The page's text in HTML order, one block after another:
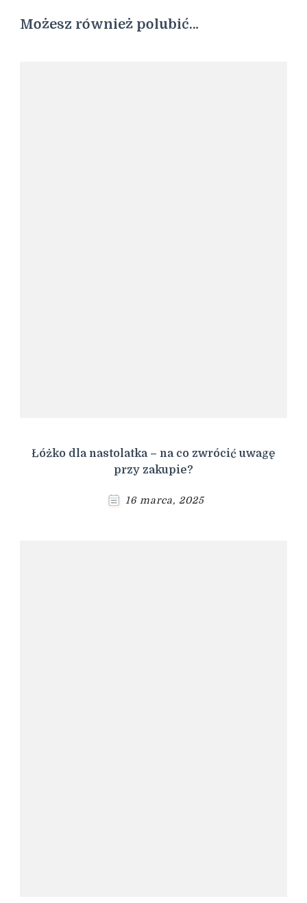
Możesz również polubić…
Łóżko dla nastolatka – na co zwrócić uwagę
przy zakupie?
16 marca, 2025